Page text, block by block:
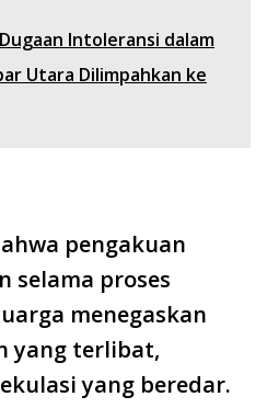
Intoleransi dalam
Utara Dilimpahkan ke
pengakuan
selama proses
menegaskan
yang terlibat,
yang beredar.